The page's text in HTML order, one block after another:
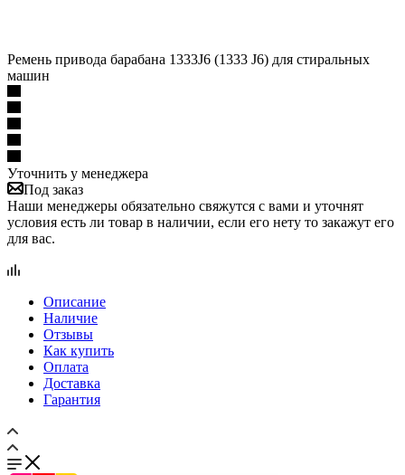
Ремень привода барабана 1333J6 (1333 J6) для стиральных
машин
Уточнить у менеджера
Под заказ
Наши менеджеры обязательно свяжутся с вами и уточнят
условия есть ли товар в наличии, если его нету то закажут его
для вас.
Описание
Наличие
Отзывы
Как купить
Оплата
Доставка
Гарантия